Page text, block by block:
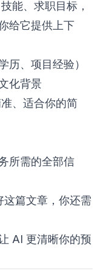
能、求职目标，
给它提供上下
历、项目经验）
化背景
、适合你的简
所需的全部信
这篇文章，你还需
AI 更清晰你的预